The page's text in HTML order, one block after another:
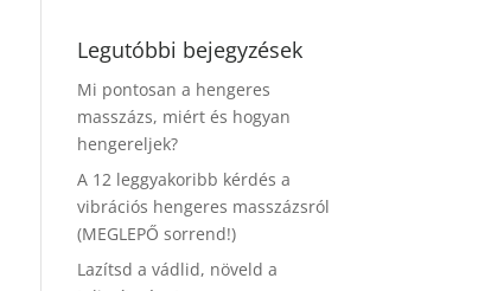
Legutóbbi bejegyzések
Mi pontosan a hengeres
masszázs, miért és hogyan
hengereljek?
A 12 leggyakoribb kérdés a
vibrációs hengeres masszázsról
(MEGLEPŐ sorrend!)
Lazítsd a vádlid, növeld a